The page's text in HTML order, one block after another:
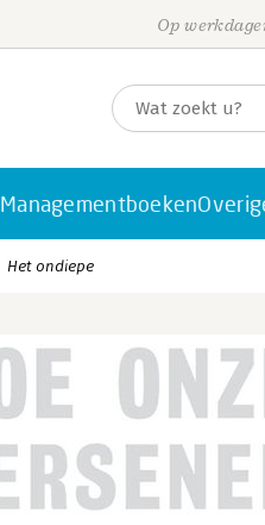
Op
Managementboeken
Het ondiepe